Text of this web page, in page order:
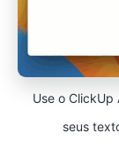
Use o
seus